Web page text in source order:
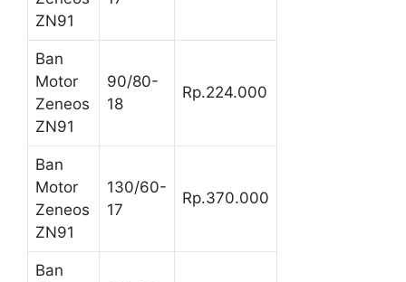
ZN91
Ban
Motor
Zeneos
ZN91
90/80-
18
Rp.224.000
Ban
Motor
Zeneos
ZN91
130/60-
17
Rp.370.000
Ban